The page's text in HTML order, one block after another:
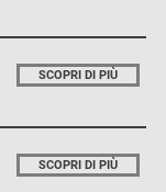
SCOPRI DI PIÙ
SCOPRI DI PIÙ